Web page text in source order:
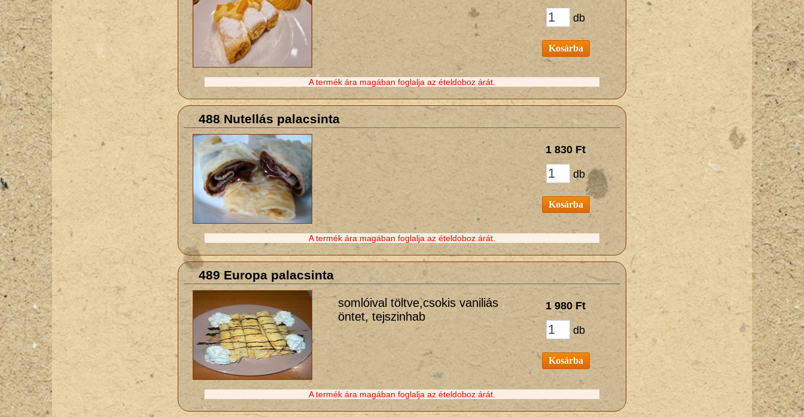
db
Kosárba
A termék ára magában foglalja az ételdoboz árát.
488 Nutellás palacsinta
1 830 Ft
db
Kosárba
A termék ára magában foglalja az ételdoboz árát.
489 Europa palacsinta
somlóival töltve,csokis vaniliás
öntet, tejszinhab
1 980 Ft
db
Kosárba
A termék ára magában foglalja az ételdoboz árát.